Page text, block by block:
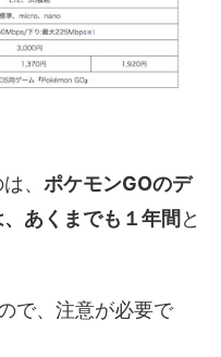
、 ポケモンGOのデ
あくまでも１年間と
で、注意が必要で